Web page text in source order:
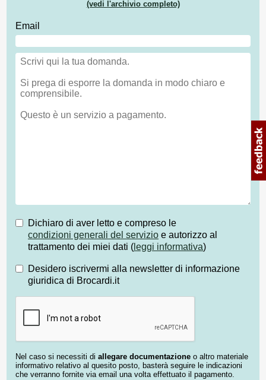
(vedi l'archivio completo)
Email
Dichiaro di aver letto e compreso le
condizioni generali del servizio e autorizzo al
trattamento dei miei dati ( leggi informativa)
Desidero iscrivermi alla newsletter di informazione
giuridica di Brocardi.it
Nel caso si necessiti di allegare documentazione o altro materiale
informativo relativo al quesito posto, basterà seguire le indicazioni
che verranno fornite via email una volta effettuato il pagamento.